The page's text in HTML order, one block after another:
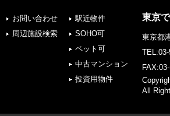
お問い合わせ
周辺施設検索
駅近物件
SOHO可
ペット可
中古マンション
投資用物件
東京
東京都
All